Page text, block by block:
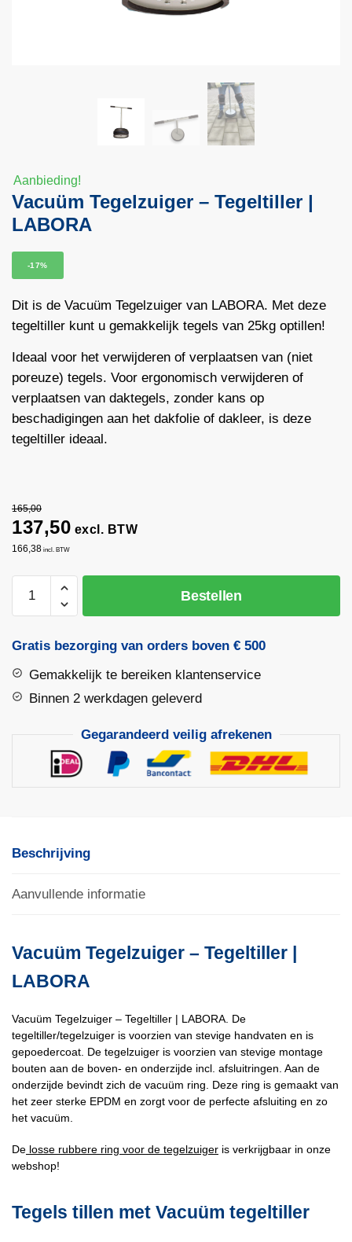
Aanbieding!
Vacuüm Tegelzuiger – Tegeltiller |
LABORA
-17%
Dit is de Vacuüm Tegelzuiger van LABORA. Met deze
tegeltiller kunt u gemakkelijk tegels van 25kg optillen!
Ideaal voor het verwijderen of verplaatsen van (niet
poreuze) tegels. Voor ergonomisch verwijderen of
verplaatsen van daktegels, zonder kans op
beschadigingen aan het dakfolie of dakleer, is deze
tegeltiller ideaal.
165,00
137,50 excl. BTW
166,38 incl. BTW
Tegelzuiger
Tegeltiller
LABORA
aantal
Bestellen
Gratis bezorging van orders boven € 500
Gemakkelijk te bereiken klantenservice
Binnen 2 werkdagen geleverd
Gegarandeerd veilig afrekenen
Beschrijving
Aanvullende informatie
Vacuüm Tegelzuiger – Tegeltiller |
LABORA
Vacuüm Tegelzuiger – Tegeltiller | LABORA. De
tegeltiller/tegelzuiger is voorzien van stevige handvaten en is
gepoedercoat. De tegelzuiger is voorzien van stevige montage
bouten aan de boven- en onderzijde incl. afsluitringen. Aan de
onderzijde bevindt zich de vacuüm ring. Deze ring is gemaakt van
het zeer sterke EPDM en zorgt voor de perfecte afsluiting en zo
het vacuüm.
De losse rubbere ring voor de tegelzuiger is verkrijgbaar in onze
webshop!
Tegels tillen met Vacuüm tegeltiller